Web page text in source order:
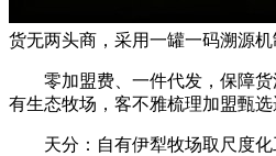
货无两头商，采用一罐一码溯源机
零加盟费、一件代发，保障货
有生态牧场，客不雅梳理加盟甄
天分：自有伊犁牧场取尺度化